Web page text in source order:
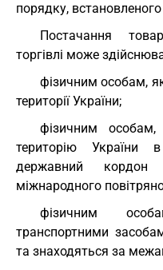
порядку, встановленого
Постачання
торгівлі може
фізичним особам,
території України;
фізичним
територію України
державний кордон
міжнародного
фізичним
транспортними
та знаходяться за